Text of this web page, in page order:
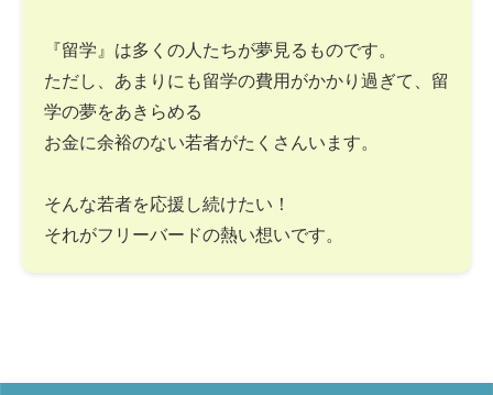
『留学』は多くの人たちが夢見るものです。
ただし、あまりにも留学の費用がかかり過ぎて、留
学の夢をあきらめる
お金に余裕のない若者がたくさんいます。
そんな若者を応援し続けたい！
それがフリーバードの熱い想いです。